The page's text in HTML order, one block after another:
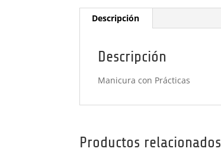
Descripción
Descripción
Manicura con Prácticas
Productos relacionados